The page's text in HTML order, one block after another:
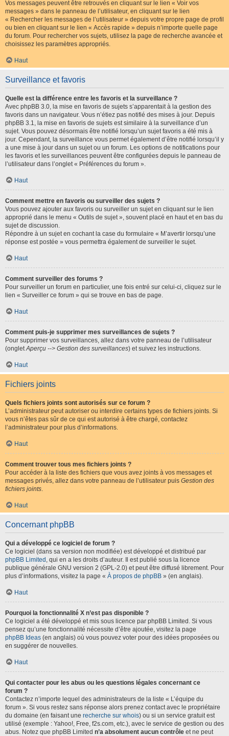
Vos messages peuvent être retrouvés en cliquant sur le lien « Voir vos
messages » dans le panneau de l’utilisateur, en cliquant sur le lien
« Rechercher les messages de l’utilisateur » depuis votre propre page de profil
ou bien en cliquant sur le lien « Accès rapide » depuis n’importe quelle page
du forum. Pour rechercher vos sujets, utilisez la page de recherche avancée et
choisissez les paramètres appropriés.
Haut
Surveillance et favoris
Quelle est la différence entre les favoris et la surveillance ?
Avec phpBB 3.0, la mise en favoris de sujets s’apparentait à la gestion des
favoris dans un navigateur. Vous n’étiez pas notifié des mises à jour. Depuis
phpBB 3.1, la mise en favoris de sujets est similaire à la surveillance d’un
sujet. Vous pouvez désormais être notifié lorsqu’un sujet favoris a été mis à
jour. Cependant, la surveillance vous permet également d’être notifié lorsqu’il y
a une mise à jour dans un sujet ou un forum. Les options de notifications pour
les favoris et les surveillances peuvent être configurées depuis le panneau de
l’utilisateur dans l’onglet « Préférences du forum ».
Haut
Comment mettre en favoris ou surveiller des sujets ?
Vous pouvez ajouter aux favoris ou surveiller un sujet en cliquant sur le lien
approprié dans le menu « Outils de sujet », souvent placé en haut et en bas du
sujet de discussion.
Répondre à un sujet en cochant la case du formulaire « M’avertir lorsqu’une
réponse est postée » vous permettra également de surveiller le sujet.
Haut
Comment surveiller des forums ?
Pour surveiller un forum en particulier, une fois entré sur celui-ci, cliquez sur le
lien « Surveiller ce forum » qui se trouve en bas de page.
Haut
Comment puis-je supprimer mes surveillances de sujets ?
Pour supprimer vos surveillances, allez dans votre panneau de l’utilisateur
(ongletAperçu --> Gestion des surveillances) et suivez les instructions.
Haut
Fichiers joints
Quels fichiers joints sont autorisés sur ce forum ?
L’administrateur peut autoriser ou interdire certains types de fichiers joints. Si
vous n’êtes pas sûr de ce qui est autorisé à être chargé, contactez
l’administrateur pour plus d’informations.
Haut
Comment trouver tous mes fichiers joints ?
Pour accéder à la liste des fichiers que vous avez joints à vos messages et
messages privés, allez dans votre panneau de l’utilisateur puis Gestion des
fichiers joints.
Haut
Concernant phpBB
Qui a développé ce logiciel de forum ?
Ce logiciel (dans sa version non modifiée) est développé et distribué par
phpBB Limited , qui en a les droits d’auteur. Il est publié sous la licence
publique générale GNU version 2 (GPL-2.0) et peut être diffusé librement. Pour
plus d’informations, visitez la page « À propos de phpBB » (en anglais).
Haut
Pourquoi la fonctionnalité X n’est pas disponible ?
Ce logiciel a été développé et mis sous licence par phpBB Limited. Si vous
pensez qu’une fonctionnalité nécessite d’être ajoutée, visitez la page
phpBB Ideas (en anglais) où vous pouvez voter pour des idées proposées ou
en suggérer de nouvelles.
Haut
Qui contacter pour les abus ou les questions légales concernant ce
forum ?
Contactez n’importe lequel des administrateurs de la liste « L’équipe du
forum ». Si vous restez sans réponse alors prenez contact avec le propriétaire
du domaine (en faisant une recherche sur whois) ou si un service gratuit est
utilisé (exemple : Yahoo!, Free, f2s.com, etc.), avec le service de gestion ou des
abus. Notez que phpBB Limited n’a absolument aucun contrôle et ne peut